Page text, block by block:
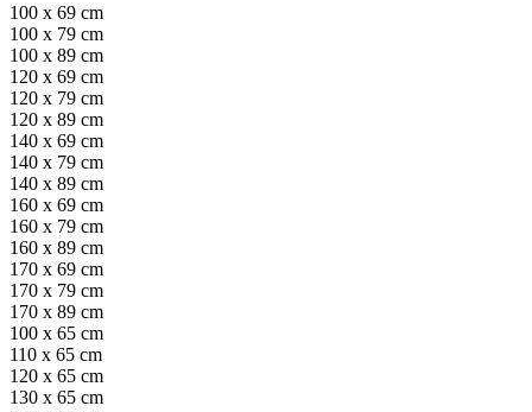
100 x 69 cm
100 x 79 cm
100 x 89 cm
120 x 69 cm
120 x 79 cm
120 x 89 cm
140 x 69 cm
140 x 79 cm
140 x 89 cm
160 x 69 cm
160 x 79 cm
160 x 89 cm
170 x 69 cm
170 x 79 cm
170 x 89 cm
100 x 65 cm
110 x 65 cm
120 x 65 cm
130 x 65 cm